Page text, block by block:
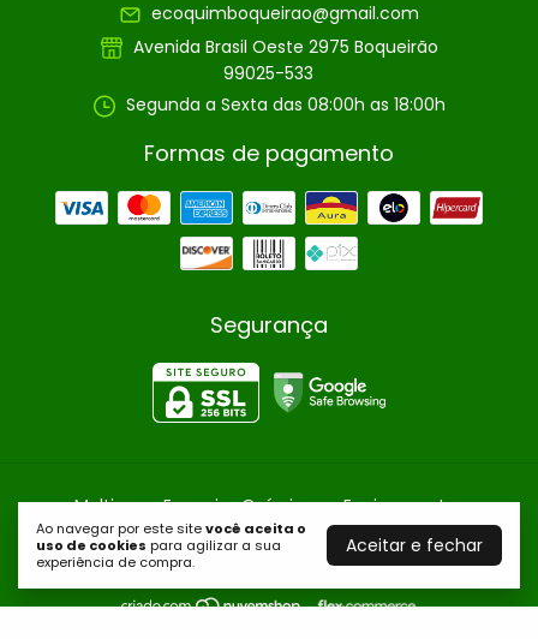
Ao navegar por este sitevocê aceita o
uso de cookies para agilizar a sua
experiência de compra.
Aceitar e fechar
ecoquimboqueirao@gmail.com
Avenida Brasil Oeste 2975 Boqueirão
99025-533
Segunda a Sexta das 08:00h as 18:00h
Formas de pagamento
Segurança
Multiuso- Ecoquim Químicos e Equipamentos
©2026. ECOQUIM QUÍMICOS E EQUIPAMENTOS - 27085330000264.
Todos os direitos reservados.